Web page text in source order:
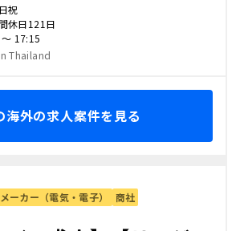
祝
休日121日
17:15
Thailand
海外の求人案件を見る
メーカー（電気・電子）
商社